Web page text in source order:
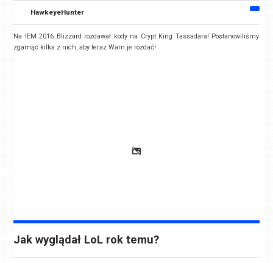
HawkeyeHunter
Na IEM 2016 Blizzard rozdawał kody na Crypt King Tassadara! Postanowiliśmy
zgarnąć kilka z nich, aby teraz Wam je rozdać!
Jak wyglądał LoL rok temu?